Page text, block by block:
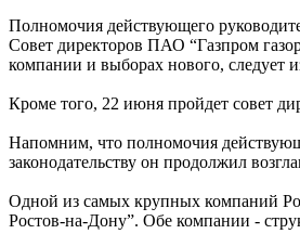
Полномочия действующего
Совет директоров ПАО “Газпром
компании и выборах нового, следует
Кроме того, 22 июня пройдет совет
Напомним, что полномочия
законодательству он продолжил
Одной из самых крупных компаний
Ростов-на-Дону”. Обе компании -